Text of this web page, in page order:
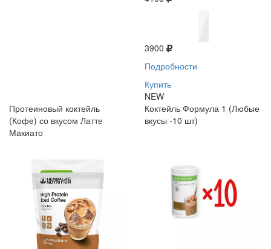
3900
Подробности
Купить
NEW
Протеиновый коктейль
(Кофе) со вкусом Латте
Макиато
Коктейль Формула 1 (Любые
вкусы -10 шт)